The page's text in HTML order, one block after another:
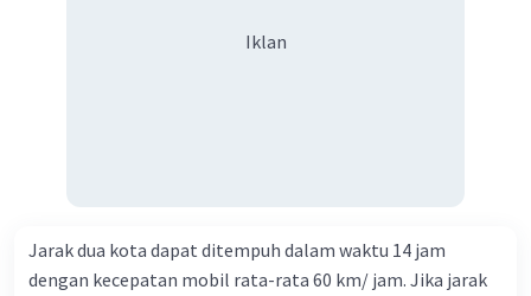
Iklan
Jarak dua kota dapat ditempuh dalam waktu 14 jam
dengan kecepatan mobil rata-rata 60 km/ jam. Jika jarak